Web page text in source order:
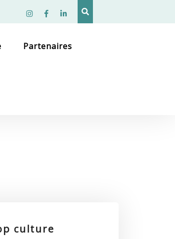
Instagramfacebooklinkedin
Partenaires
culture